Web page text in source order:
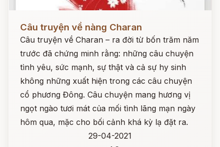
Câu truyện về nàng Charan
Câu truyện về Charan – ra đời từ bốn trăm năm
trước đã chứng minh rằng: những câu chuyện
tình yêu, sức mạnh, sự thật và cả sự hy sinh
không những xuất hiện trong các câu chuyện
cổ phương Đông. Câu chuyện mang hương vị
ngọt ngào tươi mát của mối tình lãng mạn ngày
hôm qua, mặc cho bối cảnh khá kỳ lạ đặt ra.
29-04-2021